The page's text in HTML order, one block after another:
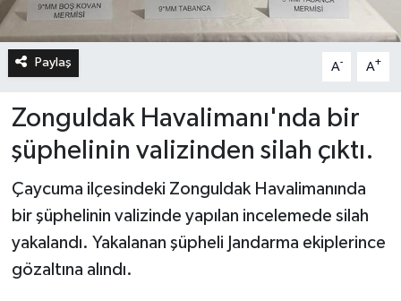
Paylaş A- A+
Zonguldak Havalimanı'nda bir
şüphelinin valizinden silah çıktı.
Çaycuma ilçesindeki Zonguldak Havalimanında
bir şüphelinin valizinde yapılan incelemede silah
yakalandı. Yakalanan şüpheli Jandarma ekiplerince
gözaltına alındı.